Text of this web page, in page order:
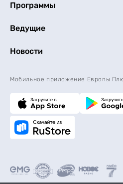
Программы
Ведущие
Новости
Мобильное приложение Европы